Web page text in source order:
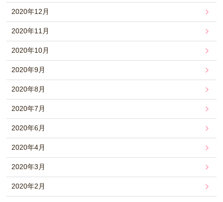
2020年12月
2020年11月
2020年10月
2020年9月
2020年8月
2020年7月
2020年6月
2020年4月
2020年3月
2020年2月